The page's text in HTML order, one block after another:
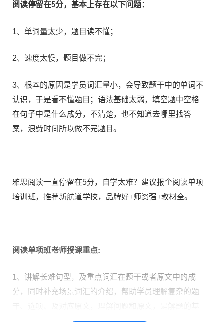
阅读停留在5分，基本上存在以下问题：
1、单词量太少，题目读不懂；
2、速度太慢，题目做不完；
3、根本的原因是学员词汇量小，会导致题干中的单词不
认识，于是看不懂题目；语法基础太弱，填空题中空格
在句子中是什么成分，不清楚，也不知道去哪里找答
案，浪费时间所以做不完题目。
雅思阅读一直停留在5分，自学太难？建议报个阅读单项
培训班，推荐新航道学校，品牌好+师资强+教材全。
阅读单项班老师授课重点:
1、讲解长难句型，及重点词汇在题干或者原文中的成
分，同时补充场景词汇的介绍，帮助学员理解复杂的题